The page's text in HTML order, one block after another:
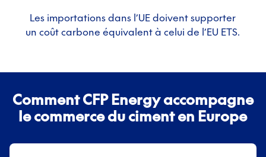
Les importations dans l’UE doivent supporter
un coût carbone équivalent à celui de l’EU ETS.
Comment CFP Energy accompagne
le commerce du ciment en Europe